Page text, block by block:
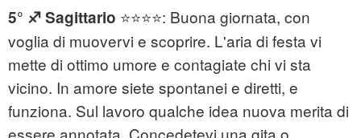
5° ♐ Sagittario ⭐⭐⭐⭐: Buona giornata, con
voglia di muovervi e scoprire. L'aria di festa vi
mette di ottimo umore e contagiate chi vi sta
vicino. In amore siete spontanei e diretti, e
funziona. Sul lavoro qualche idea nuova merita di